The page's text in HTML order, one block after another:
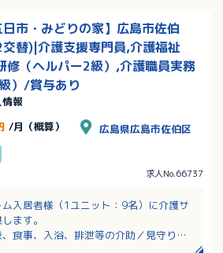
日市・みどりの家】広島市佐伯
替)|介護支援専門員,介護福祉
修（ヘルパー2級）,介護職員実務
）/賞与あり
報
/月（概算） 広島県広島市佐伯区
求人No.66737
入居者様（1ユニット：9名）に介護サ
ます。
、食事、入浴、排泄等の介助／見守り